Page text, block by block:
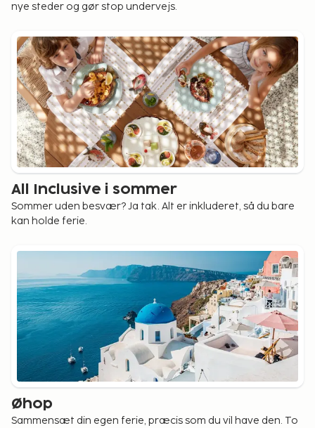
nye steder og gør stop undervejs.
All Inclusive i sommer
Sommer uden besvær? Ja tak. Alt er inkluderet, så du bare
kan holde ferie.
Øhop
Sammensæt din egen ferie, præcis som du vil have den. To